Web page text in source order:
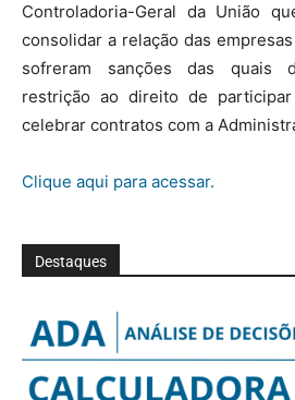
Controladoria-Geral da União
consolidar a relação das
sofreram sanções das quais
restrição ao direito de
celebrar contratos com a
Clique aqui para acessar.
Destaques